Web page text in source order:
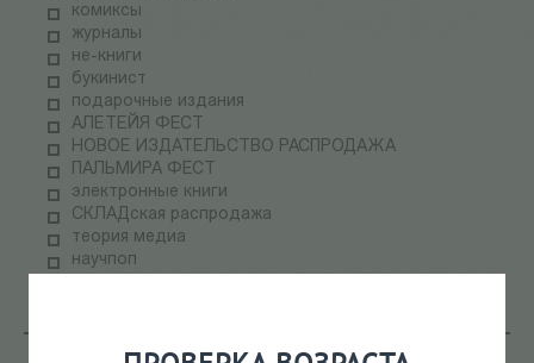
комиксы
журналы
не-книги
букинист
подарочные издания
АЛЕТЕЙЯ ФЕСТ
НОВОЕ ИЗДАТЕЛЬСТВО РАСПРОДАЖА
ПАЛЬМИРА ФЕСТ
электронные книги
СКЛАДская распродажа
теория медиа
научпоп